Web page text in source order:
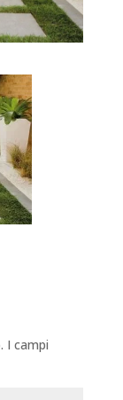
I campi